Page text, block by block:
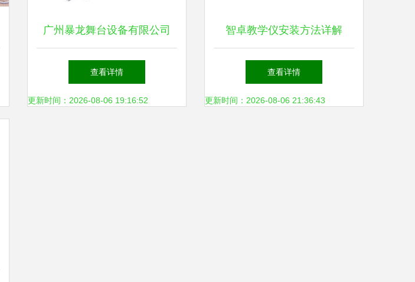
广州暴龙舞台设备有限公司
专业喷火机设备选购指南
查看详情
更新时间：2026-08-06 19:16:52
智卓教学仪安装方法详解
查看详情
更新时间：2026-08-06 21:36:43